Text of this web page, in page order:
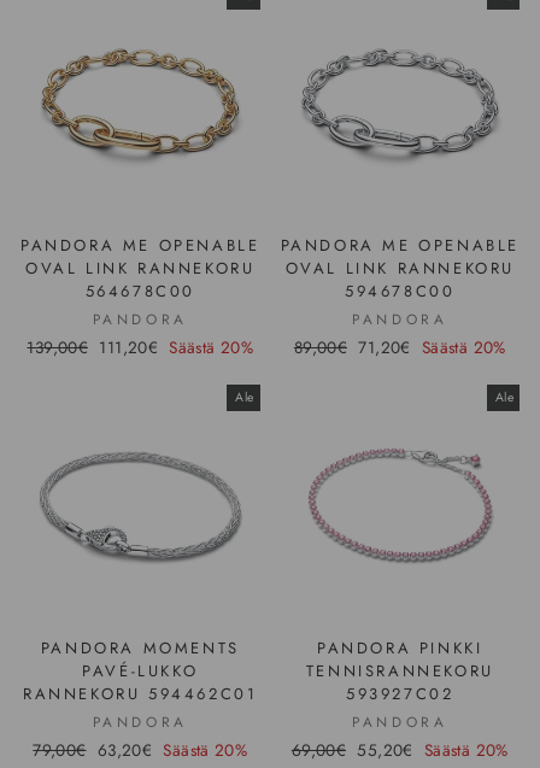
PANDORA ME OPENABLE
OVAL LINK RANNEKORU
564678C00
PANDORA
Hinta
139,00€ Ale-
111,20€ Säästä 20%
PANDORA ME OPENABLE
OVAL LINK RANNEKORU
594678C00
PANDORA
Hinta
89,00€ Ale-
71,20€ Säästä 20%
Ale
PANDORA MOMENTS
PAVÉ-LUKKO
RANNEKORU 594462C01
PANDORA
Hinta
79,00€ Ale-
63,20€ Säästä 20%
Ale
PANDORA PINKKI
TENNISRANNEKORU
593927C02
PANDORA
Hinta
69,00€ Ale-
55,20€ Säästä 20%